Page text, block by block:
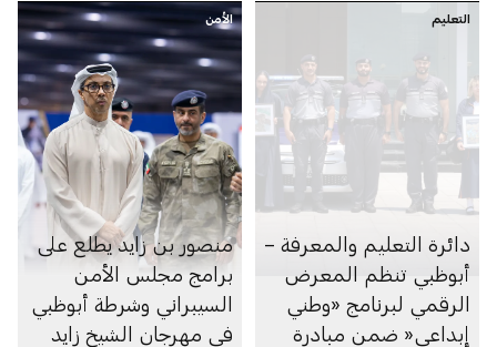
التعليم
دائرة التعليم والمعرفة –
أبوظبي تنظم المعرض
الرقمي لبرنامج «وطني
إبداعي« ضمن مبادرة
الأمن
منصور بن زايد يطلع على
برامج مجلس الأمن
السيبراني وشرطة أبوظبي
في مهرجان الشيخ زايد